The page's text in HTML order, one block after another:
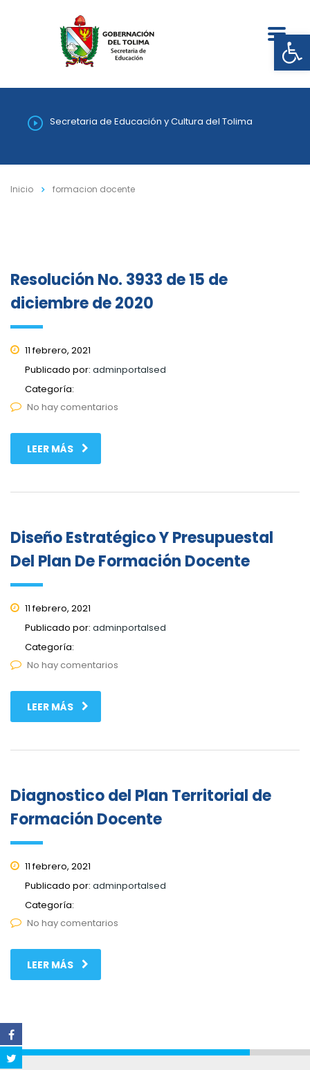
Secretaria de Educación y Cultura del Tolima
Inicio formacion docente
Resolución No. 3933 de 15 de
diciembre de 2020
11 febrero, 2021
Publicado por: adminportalsed
Categoría:
No hay comentarios
LEER MÁS
Diseño Estratégico Y Presupuestal
Del Plan De Formación Docente
11 febrero, 2021
Publicado por: adminportalsed
Categoría:
No hay comentarios
LEER MÁS
Diagnostico del Plan Territorial de
Formación Docente
11 febrero, 2021
Publicado por: adminportalsed
Categoría:
No hay comentarios
LEER MÁS